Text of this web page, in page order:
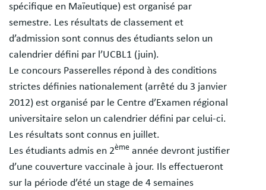
spécifique en Maïeutique) est organisé par
semestre. Les résultats de classement et
d’admission sont connus des étudiants selon un
calendrier défini par l’UCBL1 (juin).
Le concours Passerelles répond à des conditions
strictes définies nationalement (arrêté du 3 janvier
2012) est organisé par le Centre d’Examen régional
universitaire selon un calendrier défini par celui-ci.
Les résultats sont connus en juillet.
Les étudiants admis en 2ème année devront justifier
d’une couverture vaccinale à jour. Ils effectueront
sur la période d’été un stage de 4 semaines